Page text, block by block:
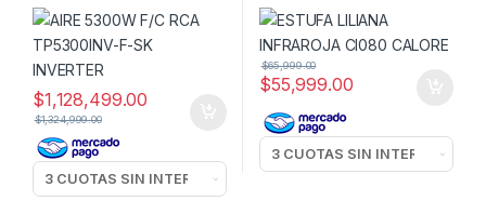
$1,128,499.00
$1,324,999.00
$55,999.00
$65,999.00